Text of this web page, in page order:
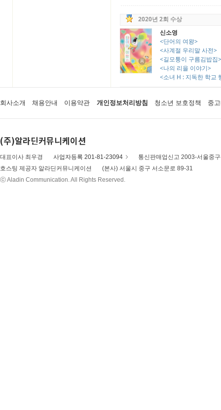
2020년 2회 수상
신소영
<단어의 여왕>
<사계절 우리말 사전>
<길모퉁이 구름김밥집>
<나의 리을 이야기>
<소녀 H : 지독한 학교
회사소개 채용안내 이용약관 개인정보처리방침 청소년 보호정책 중
(주)알라딘커뮤니케이션
대표이사 최우경 사업자등록 201-81-23094
통신판매업신고 2003-서울중
호스팅 제공자 알라딘커뮤니케이션
(본사) 서울시 중구 서소문로 89-31
ⓒ Aladin Communication. All Rights Reserved.